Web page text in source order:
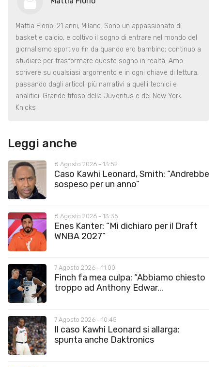
Mattia Florio, 21 anni, Milano. Sono un appassionato di
basket e calcio, e coltivo il sogno di entrare nel mondo del
giornalismo sportivo fin da quando ero bambino; continuo a
studiare per trasformare questo sogno in realtà. Amo
scrivere su qualsiasi argomento e in ogni chiave di lettura,
passando dagli articoli più narrativi a quelli tecnici e
analitici. Grande tifoso della Juventus e dei New York
Knicks
Leggi anche
8 Agosto 2026 - 13:52
Caso Kawhi Leonard, Smith: “Andrebbe
sospeso per un anno”
8 Agosto 2026 - 13:35
Enes Kanter: “Mi dichiaro per il Draft
WNBA 2027”
7 Agosto 2026 - 11:00
Finch fa mea culpa: “Abbiamo chiesto
troppo ad Anthony Edwar...
7 Agosto 2026 - 10:45
Il caso Kawhi Leonard si allarga:
spunta anche Daktronics